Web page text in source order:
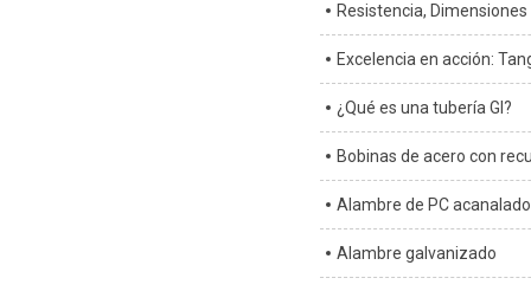
Resistencia, Dimensiones
Excelencia en acción:
¿Qué es una tubería GI?
Bobinas de acero con
Alambre de PC
Alambre galvanizado